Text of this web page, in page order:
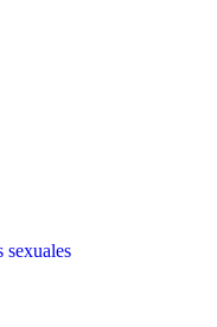
sexuales